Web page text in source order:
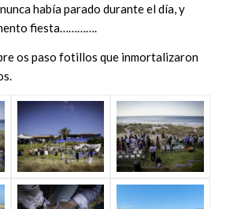
había parado durante el día, y
fiesta………….
os paso fotillos que inmortalizaron